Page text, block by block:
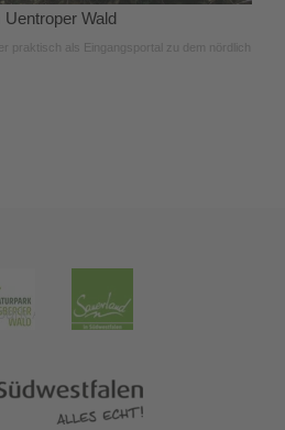
Wald
praktisch als Eingangsportal zu dem nördlich